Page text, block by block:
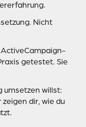
Nicht
ActiveCampaign-
getestet. Sie
umsetzen willst:
zeigen dir, wie du